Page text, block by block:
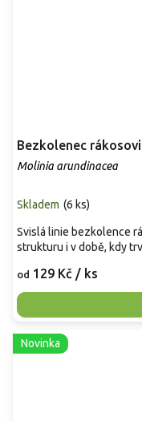
Bezkolenec
Molinia arundinacea
Skladem (6 ks)
od 129 Kč / ks
Svislá linie bezkolence
strukturu i v době, kdy
Novinka